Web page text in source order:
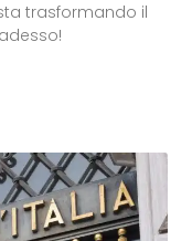
trasformando il